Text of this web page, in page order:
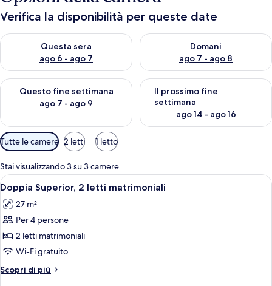
Verifica la disponibilità per queste date
Questa sera
ago 6 - ago 7
Verifica la disponibilità per questa sera, ago 6 - ago 7
Domani
ago 7 - ago 8
Verifica la disponibilità per
Questo fine settimana
ago 7 - ago 9
Verifica la disponibilità per questo fine settimana, ago 7 - ago
Il prossimo fine
settimana
ago 14 - ago 16
Verifica la disponibilità per il
Filtri
disponibili
per
le
camere
Tutte le camere 2 letti 1 letto
Stai visualizzando 3 su 3 camere
Apri
tutte
le
foto
per
Doppia
Superior,
2
Una camera d'albergo con un letto,
6
Doppia Superior, 2 letti matrimoniali
27 m²
Per 4 persone
2 letti matrimoniali
Wi-Fi gratuito
Scopri di più
Altri